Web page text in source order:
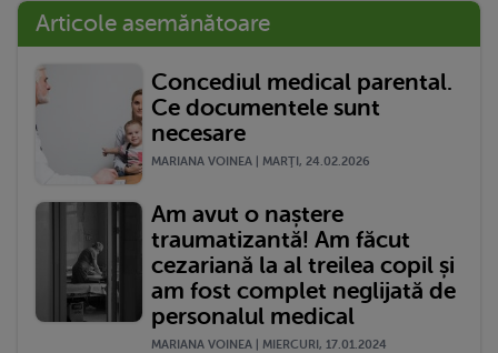
Articole asemănătoare
Concediul medical parental.
Ce documentele sunt
necesare
MARIANA VOINEA | MARŢI, 24.02.2026
Am avut o naștere
traumatizantă! Am făcut
cezariană la al treilea copil și
am fost complet neglijată de
personalul medical
MARIANA VOINEA | MIERCURI, 17.01.2024